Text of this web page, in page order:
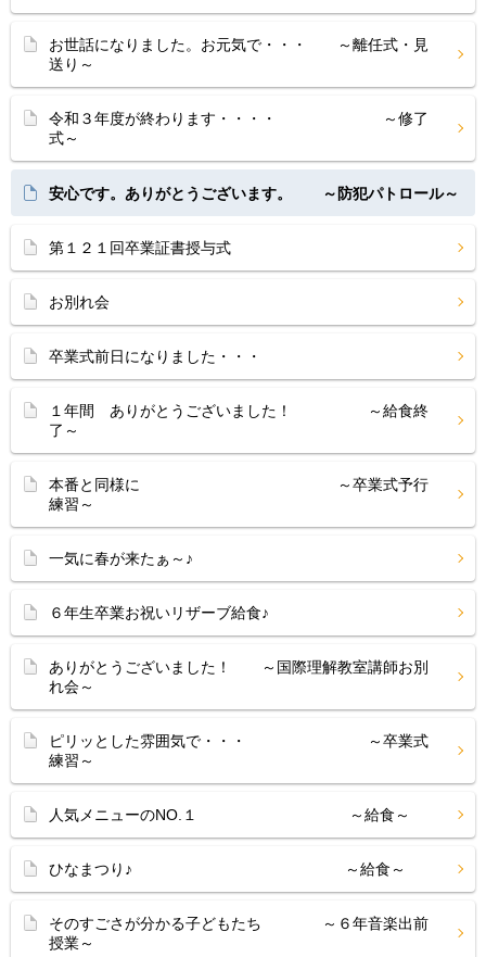
お世話になりました。お元気で・・・ ～離任式・見
送り～
令和３年度が終わります・・・・ ～修了
式～
安心です。ありがとうございます。 ～防犯パトロール～
第１２１回卒業証書授与式
お別れ会
卒業式前日になりました・・・
１年間 ありがとうございました！ ～給食終
了～
本番と同様に ～卒業式予行
練習～
一気に春が来たぁ～♪
６年生卒業お祝いリザーブ給食♪
ありがとうございました！ ～国際理解教室講師お別
れ会～
ピリッとした雰囲気で・・・ ～卒業式
練習～
人気メニューのNO.１ ～給食～
ひなまつり♪ ～給食～
そのすごさが分かる子どもたち ～６年音楽出前
授業～